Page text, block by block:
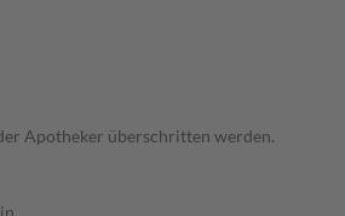
Apotheker überschritten werden.